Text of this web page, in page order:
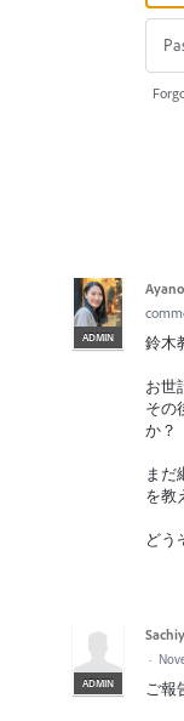
ADMIN 鈴木
お世
その
か？
まだ
を教
どう
ADMIN
·
ご報